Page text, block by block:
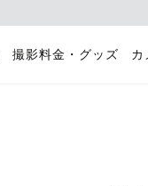
撮影料金・グッズ カ